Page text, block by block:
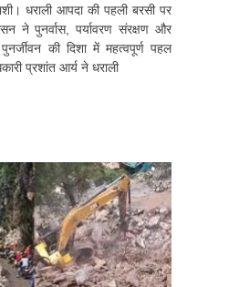
धराली आपदा की पहली बरसी पर
ने पुनर्वास, पर्यावरण संरक्षण और
की दिशा में महत्वपूर्ण पहल
प्रशांत आर्य ने धराली